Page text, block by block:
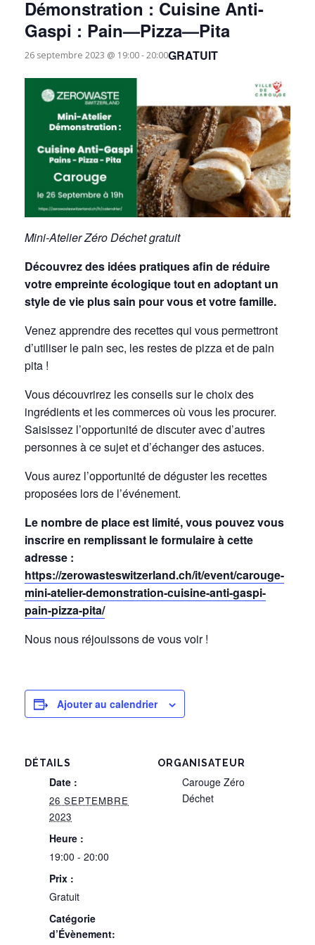
Démonstration : Cuisine Anti-
Gaspi : Pain—Pizza—Pita
26 septembre 2023 @ 19:00-20:00GRATUIT
Mini-Atelier Zéro Déchetgratuit
Découvrez des idées pratiques afin de réduire
votre empreinte écologique tout en adoptant un
style de vie plus sain pour vous et votre famille.
Venez apprendre des recettes qui vous permettront
d’utiliser le pain sec, les restes de pizza et de pain
pita !
Vous découvrirez les conseils sur le choix des
ingrédients et les commerces où vous les procurer.
Saisissez l’opportunité de discuter avec d’autres
personnes à ce sujet et d’échanger des astuces.
Vous aurez l’opportunité de déguster les recettes
proposées lors de l’événement.
Le nombre de place est limité, vous pouvez vous
inscrire en remplissant le formulaire à cette
adresse :
https://zerowasteswitzerland.ch/it/event/carouge-
mini-atelier-demonstration-cuisine-anti-gaspi-
pain-pizza-pita/
Nous nous réjouissons de vous voir !
Ajouter au calendrier
DÉTAILS
Date :
26 SEPTEMBRE
2023
Heure :
19:00 - 20:00
Prix :
Gratuit
Catégorie
d’Évènement:
ORGANISATEUR
Carouge Zéro
Déchet